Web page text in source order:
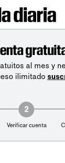
al mes y
ilimitado
2
Verificar cuenta